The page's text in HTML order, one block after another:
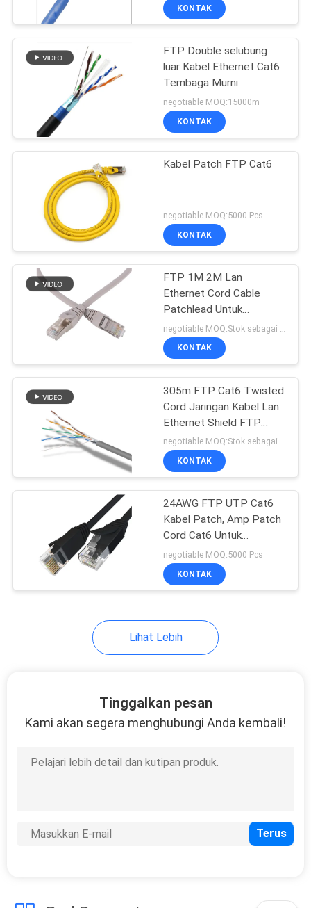
KONTAK
FTP Double selubung
luar Kabel Ethernet Cat6
Tembaga Murni
negotiable MOQ:15000m
KONTAK
Kabel Patch FTP Cat6
negotiable MOQ:5000 Pcs
KONTAK
FTP 1M 2M Lan
Ethernet Cord Cable
Patchlead Untuk
Komputer
KONTAK
305m FTP Cat6 Twisted
Cord Jaringan Kabel Lan
Ethernet Shield FTP
Tembaga
negotiable MOQ:Stok sebagai permintaan klien, tipe 30000meter yang disesuaikan.
KONTAK
24AWG FTP UTP Cat6
Kabel Patch, Amp Patch
Cord Cat6 Untuk
Ethernet
negotiable MOQ:5000 Pcs
KONTAK
Lihat Lebih
Tinggalkan pesan
Kami akan segera menghubungi Anda kembali!